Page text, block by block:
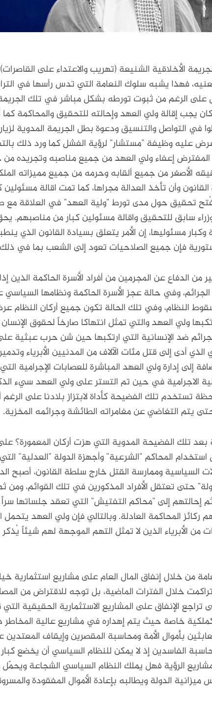
الأخلاقية الشنيعة (تهريب والاعتداء على
فهذا يشبه سلوك النعامة التي تدس رأسها في
الرغم من ثبوت تورطه بشكل مباشر في تلك الجريمة
يجب إقالة ولي العهد وإحالته للتحقيق والمحاكمة
التواصل والتنسيق ودعوة بطل الجريمة المدوية
عليه وظيفة "مستشار" لرؤية الفشل كما ورد ذلك
إعفاء ولي العهد من جميع مناصبه وتجريده من
الأصغر من جميع ألقابه وحرمه من جميع مميزاته
وأن تأخذ العدالة مجراها، كما تمت اقالة
ففُتح تحقيق حول مدى تورط "ولية العهد" في العلاقة
سابق للتحقيق واقالة مسئولين كبار من مناصبهم.
مسئوليها، إن الأمر يتعلق بسيادة القانون الذي
فإن جميع الصلاحيات تعود إلى الشعب بما في ذلك
من الدفاع عن المجرمين من أفراد الأسرة الحاكمة
وفي حالة عجز الأسرة الحاكمة ونظامها
النظام، وفي تلك الحالة تكون جميع أركان النظام
ولي العهد والتي تمثل انتهاكا صارخاً لحقوق الإنسان
ضد الإنسانية التي ارتكبها حين شن حرب عبثية
إلى قتل مئات الآلاف من المدنيين الأبرياء
إلى إدارة ولي العهد المباشرة للعصابات الإجرامية
الاجرامية في حين تم التستر على ولي العهد سيء
تلك الفضيحة كأداة لابتزاز بلادنا على الرغم
يتم التغاضي عن مغامراته الطائشة وجرائمه المخزية.
بعد تلك الفضيحة المدوية التي هزت أركان المعمورة؟
استخدام المحاكم "الشرعية" وأجهزة الدولة "العدلية"
السياسية وممارسة القتل خارج سلطة القانون، أصبح
حتى تعتقل الأفراد المذكورين في تلك القوائم، ومن
إحالتهم إلى "محاكم التفتيش" التي تعقد جلساتها
المحاكمة العادلة. وبالتالي فإن ولي العهد
من الأبرياء الذين لا تمثل التهم الموجهة لهم شيئاً
من خلال إنفاق المال العام على مشاريع استثمارية
خلال الفترات الماضية، بل توجه للاقتراض من
الإنفاق على المشاريع الاستثمارية الحقيقية
خاصة حيث يتم إهداره في مشاريع عالية المخاطر
بأموال الأمة ومحاسبة المقصرين وإيقاف
الفاسدين إذ لا يمكن للنظام السياسي أن يخضع
الرؤية فهل يملك النظام السياسي الشجاعة
الدولة ويطالبه بإعادة الأموال المفقودة